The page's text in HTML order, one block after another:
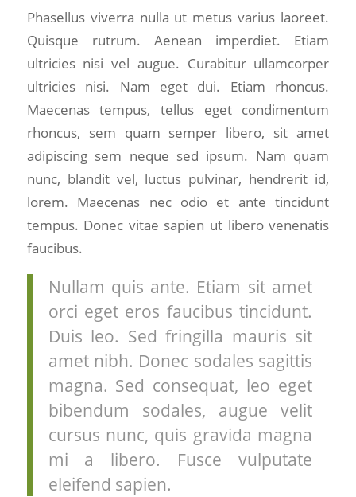
Phasellus viverra nulla ut metus varius laoreet.
Quisque rutrum. Aenean imperdiet. Etiam
ultricies nisi vel augue. Curabitur ullamcorper
ultricies nisi. Nam eget dui. Etiam rhoncus.
Maecenas tempus, tellus eget condimentum
rhoncus, sem quam semper libero, sit amet
adipiscing sem neque sed ipsum. Nam quam
nunc, blandit vel, luctus pulvinar, hendrerit id,
lorem. Maecenas nec odio et ante tincidunt
tempus. Donec vitae sapien ut libero venenatis
faucibus.
Nullam quis ante. Etiam sit amet
orci eget eros faucibus tincidunt.
Duis leo. Sed fringilla mauris sit
amet nibh. Donec sodales sagittis
magna. Sed consequat, leo eget
bibendum sodales, augue velit
cursus nunc, quis gravida magna
mi a libero. Fusce vulputate
eleifend sapien.